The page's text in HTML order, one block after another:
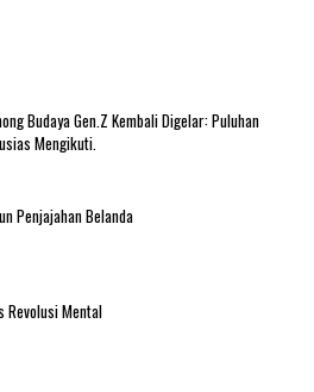
Budaya Gen.Z Kembali Digelar: Puluhan
Mengikuti.
Penjajahan Belanda
Revolusi Mental